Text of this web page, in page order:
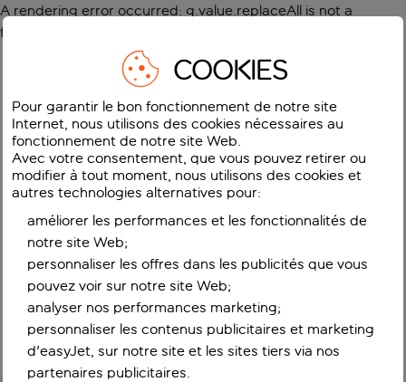
A rendering error occurred: g.value.replaceAll is not a
function
COOKIES
Pour garantir le bon fonctionnement de notre site
Internet, nous utilisons des cookies nécessaires au
fonctionnement de notre site Web.
Avec votre consentement, que vous pouvez retirer ou
modifier à tout moment, nous utilisons des cookies et
autres technologies alternatives pour:
améliorer les performances et les fonctionnalités de
notre site Web;
personnaliser les offres dans les publicités que vous
pouvez voir sur notre site Web;
analyser nos performances marketing;
personnaliser les contenus publicitaires et marketing
d'easyJet, sur notre site et les sites tiers via nos
partenaires publicitaires.